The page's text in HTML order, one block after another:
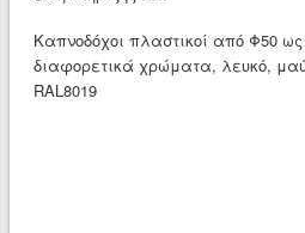
Καπνοδόχοι πλαστικοί από Φ50
διαφορετικά χρώματα, λευκό,
RAL8019